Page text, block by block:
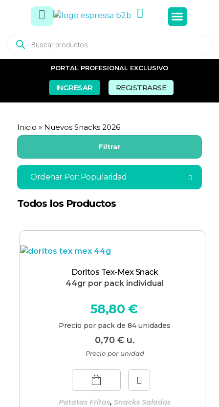
PORTAL PROFESIONAL EXCLUSIVO
INGRESAR REGISTRARSE
Inicio » Nuevos Snacks 2026
Filtrar
Ordenar Por: Popularidad
Todos los Productos
Doritos Tex-Mex Snack
44gr por pack individual
0,70 €u.
58,80 €
Precio por pack de 84 unidades
Patatas Fritas,Snacks Salados
Precio por unidad